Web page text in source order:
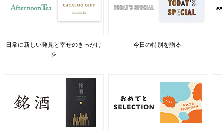
日常に新しい発見と幸せのきっかけ
を
今日の特別を贈る